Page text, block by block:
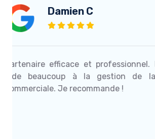
Le Crm
la flotte
Best place to be
6ème bougie au
Ambiance